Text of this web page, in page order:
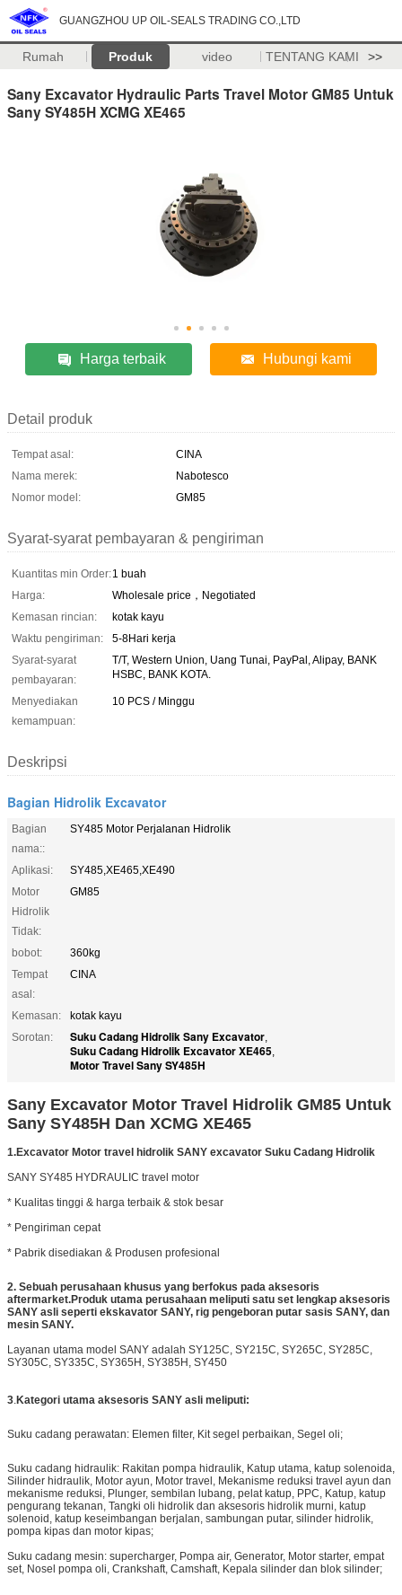
GUANGZHOU UP OIL-SEALS TRADING CO.,LTD
Rumah Produk video TENTANG KAMI >>
Sany Excavator Hydraulic Parts Travel Motor GM85 Untuk
Sany SY485H XCMG XE465
Harga terbaik Hubungi kami
Detail produk
Tempat asal:
CINA
Nama merek:
Nabotesco
Nomor model:
GM85
Syarat-syarat pembayaran & pengiriman
Kuantitas min Order:1 buah
Harga:
Wholesale price，Negotiated
Kemasan rincian:
kotak kayu
Waktu pengiriman:
5-8Hari kerja
Syarat-syarat
pembayaran:
T/T, Western Union, Uang Tunai, PayPal, Alipay, BANK
HSBC, BANK KOTA.
Menyediakan
kemampuan:
10 PCS / Minggu
Deskripsi
Bagian Hidrolik Excavator
Bagian
nama::
SY485 Motor Perjalanan Hidrolik
Aplikasi:
SY485,XE465,XE490
Motor
Hidrolik
Tidak:
GM85
bobot:
360kg
Tempat
asal:
CINA
Kemasan:
kotak kayu
Sorotan:
Suku Cadang Hidrolik Sany Excavator,
Suku Cadang Hidrolik Excavator XE465,
Motor Travel Sany SY485H
Sany Excavator Motor Travel Hidrolik GM85 Untuk
Sany SY485H Dan XCMG XE465
1.Excavator Motor travel hidrolik SANY excavator Suku Cadang Hidrolik
SANY SY485 HYDRAULIC travel motor
* Kualitas tinggi & harga terbaik & stok besar
* Pengiriman cepat
* Pabrik disediakan & Produsen profesional
2. Sebuah perusahaan khusus yang berfokus pada aksesoris
aftermarket.Produk utama perusahaan meliputi satu set lengkap aksesoris
SANY asli seperti ekskavator SANY, rig pengeboran putar sasis SANY, dan
mesin SANY.
Layanan utama model SANY adalah SY125C, SY215C, SY265C, SY285C,
SY305C, SY335C, SY365H, SY385H, SY450
3.Kategori utama aksesoris SANY asli meliputi:
Suku cadang perawatan: Elemen filter, Kit segel perbaikan, Segel oli;
Suku cadang hidraulik: Rakitan pompa hidraulik, Katup utama, katup solenoida,
Silinder hidraulik, Motor ayun, Motor travel, Mekanisme reduksi travel ayun dan
mekanisme reduksi, Plunger, sembilan lubang, pelat katup, PPC, Katup, katup
pengurang tekanan, Tangki oli hidrolik dan aksesoris hidrolik murni, katup
solenoid, katup keseimbangan berjalan, sambungan putar, silinder hidrolik,
pompa kipas dan motor kipas;
Suku cadang mesin: supercharger, Pompa air, Generator, Motor starter, empat
set, Nosel pompa oli, Crankshaft, Camshaft, Kepala silinder dan blok silinder;